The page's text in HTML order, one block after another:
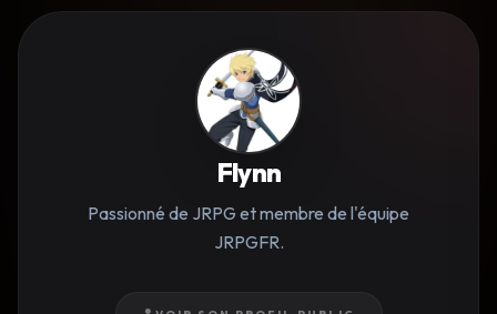
Flynn
Passionné de JRPG et membre de l'équipe
JRPGFR.